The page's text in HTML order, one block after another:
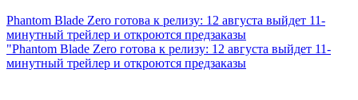
Phantom Blade Zero готова к релизу: 12 августа выйдет 11-
минутный трейлер и откроются предзаказы
"Phantom Blade Zero готова к релизу: 12 августа выйдет 11-
минутный трейлер и откроются предзаказы